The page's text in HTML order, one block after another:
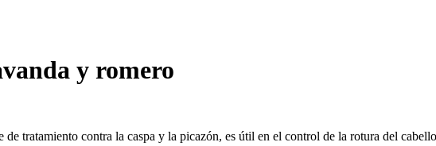
y romero
tratamiento contra la caspa y la picazón, es útil en el control de la rotura del